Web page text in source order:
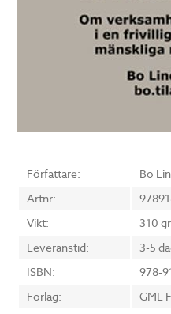
Författare:
Bo
Artnr:
Vikt:
310
Leveranstid:
3-5
ISBN:
978-
Förlag:
GML